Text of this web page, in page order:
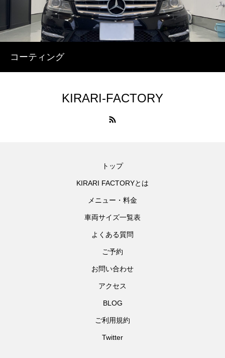
コーティング
KIRARI-FACTORY
トップ
KIRARI FACTORYとは
メニュー・料金
車両サイズ一覧表
よくある質問
ご予約
お問い合わせ
アクセス
BLOG
ご利用規約
Twitter